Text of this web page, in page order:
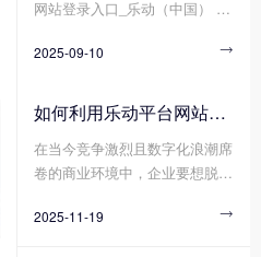
RP系统正帮助传统企业实现
越式升级。那么您知道传统企业
吗?
网站登录入口_乐动（中国） 已
提升竞争力的核心工具。然而，
网站登录入口_乐动（中国）
后，却因实施不当、使用低效等
问题陷入“上不去、下不来”的困
境。那么您知道企业如何高效应
（中国） 吗?
2025-09-10 
如何利用乐动平台网站登录入口_乐动（中国） 系统更好提升企业运营效率?
在当今竞争激烈且数字化浪潮席
卷的商业环境中，企业要想脱颖
营效率是关键所在。而乐动平台
2025-11-19 